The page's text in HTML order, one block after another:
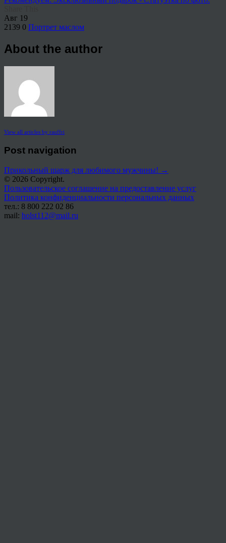
Авг 19
2139 0 Портрет маслом
About the author
View all articles by rauffri
Post navigation
Прикольный шарж для любимого мужчины! →
© 2026 Copyright.
Пользовательское соглашение на предоставление услуг
Политика конфиденциальности персональных данных
тел.: 8 800 222 02 86
mail: holst112@mail.ru